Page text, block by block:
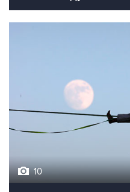
Лучшие фото недели